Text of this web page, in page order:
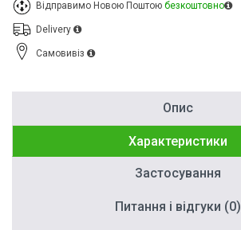
Відправимо Новою Поштою безкоштовно
Delivery
Cамовивіз
Опис
Характеристики
Застосування
Питання і відгуки (0)